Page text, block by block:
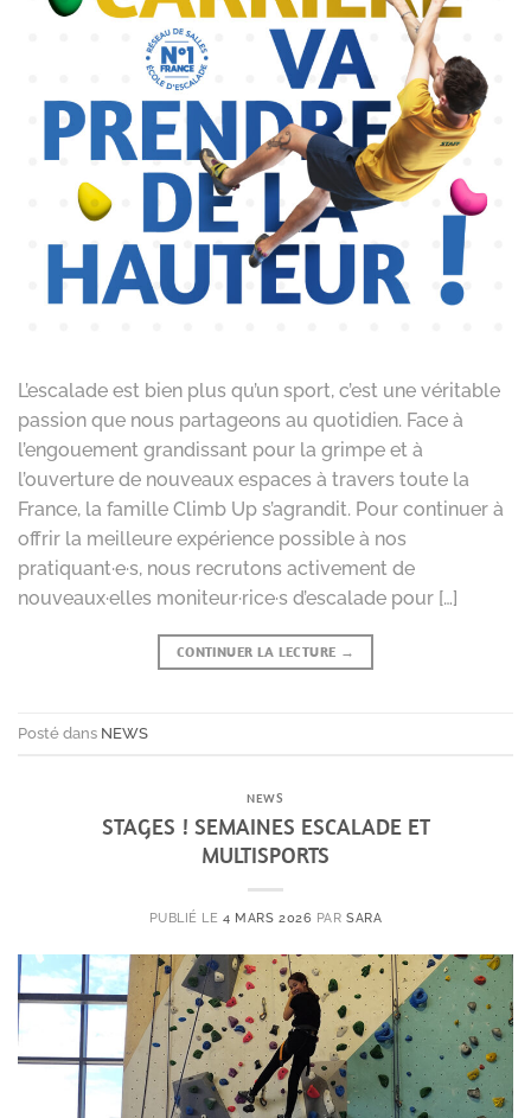
L’escalade est bien plus qu’un sport, c’est une véritable
passion que nous partageons au quotidien. Face à
l’engouement grandissant pour la grimpe et à
l’ouverture de nouveaux espaces à travers toute la
France, la famille Climb Up s’agrandit. Pour continuer à
offrir la meilleure expérience possible à nos
pratiquant·e·s, nous recrutons activement de
nouveaux·elles moniteur·rice·s d’escalade pour […]
CONTINUER LA LECTURE →
Posté dans NEWS
NEWS
STAGES ! SEMAINES ESCALADE ET
MULTISPORTS
PUBLIÉ LE4 MARS 2026 PARSARA